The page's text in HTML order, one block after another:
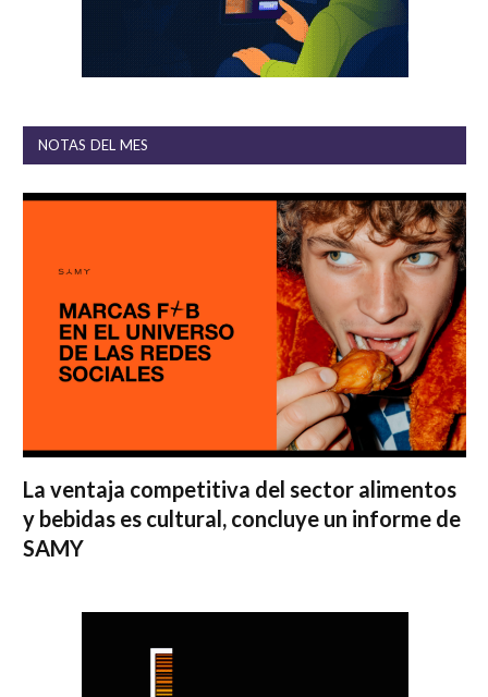
NOTAS DEL MES
La ventaja competitiva del sector alimentos
y bebidas es cultural, concluye un informe de
SAMY